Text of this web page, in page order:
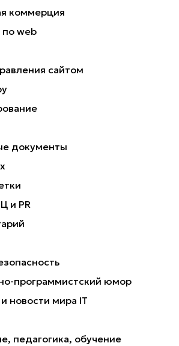
коммерция
по web
сайтом
документы
и PR
программистский юмор
новости мира IT
педагогика, обучение